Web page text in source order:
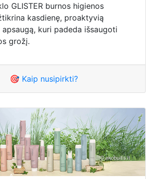
GLISTER burnos higienos
kasdienę, proaktyvią
kuri padeda išsaugoti
grožį.
🎯 Kaip nusipirkti?